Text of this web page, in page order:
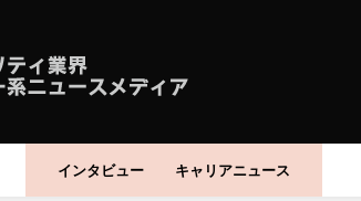
インタビュー キャリアニュース